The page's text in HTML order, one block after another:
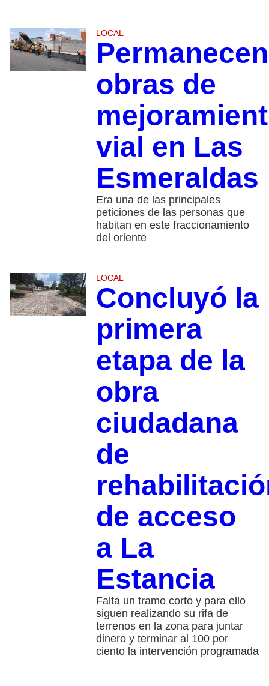
LOCAL
Permanecen
obras de
vial en Las
Esmeraldas
Era una de las principales
peticiones de las personas que
habitan en este fraccionamiento
del oriente
LOCAL
Concluyó la
primera
etapa de la
obra
ciudadana
de
de acceso
a La
Estancia
Falta un tramo corto y para ello
siguen realizando su rifa de
terrenos en la zona para juntar
dinero y terminar al 100 por
ciento la intervención programada